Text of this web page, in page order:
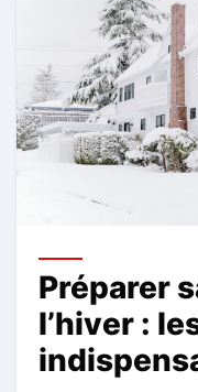
Préparer
l’hiver :